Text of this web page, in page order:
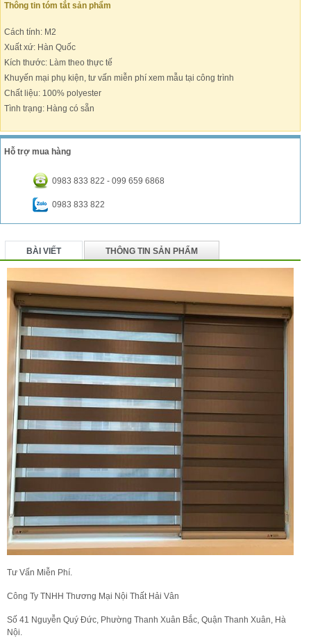
Thông tin tóm tắt sản phẩm
Cách tính: M2
Xuất xứ: Hàn Quốc
Kích thước: Làm theo thực tế
Khuyến mại phụ kiện, tư vấn miễn phí xem mẫu tại công trình
Chất liệu: 100% polyester
Tình trạng: Hàng có sẵn
Hỗ trợ mua hàng
0983 833 822 - 099 659 6868
0983 833 822
BÀI VIẾT THÔNG TIN SẢN PHẨM
Tư Vấn Miễn Phí.
Công Ty TNHH Thương Mại Nội Thất Hải Vân
Số 41 Nguyễn Quý Đức, Phường Thanh Xuân Bắc, Quận Thanh Xuân, Hà
Nội.